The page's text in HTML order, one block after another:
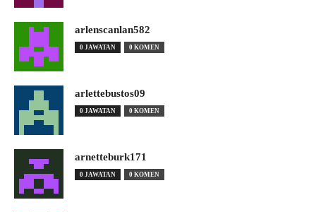
arlenscanlan582
0 JAWATAN 0 KOMEN
arlettebustos09
0 JAWATAN 0 KOMEN
arnetteburk171
0 JAWATAN 0 KOMEN